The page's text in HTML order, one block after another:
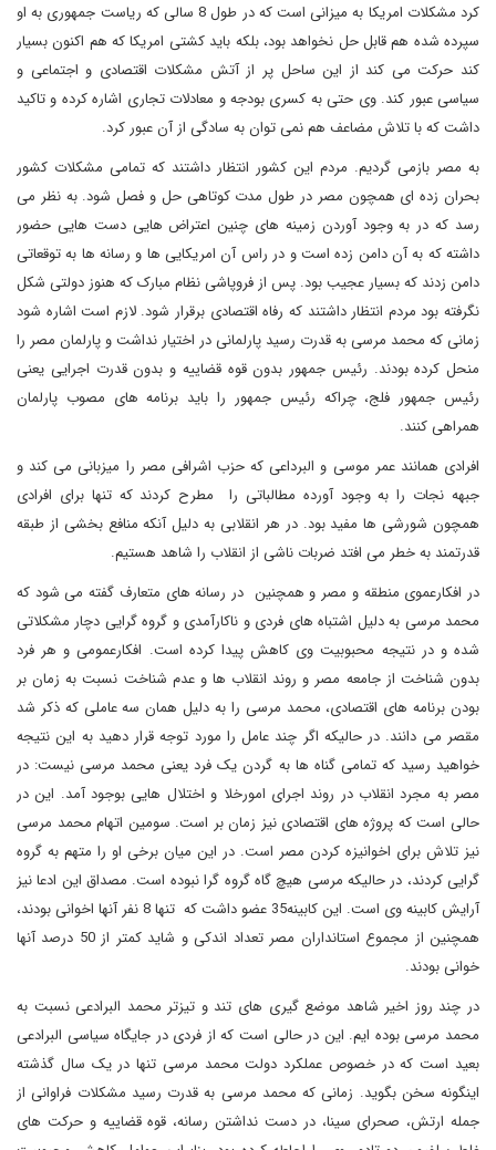
کرد مشکلات امریکا به میزانی است که در طول 8 سالی که ریاست جمهوری به او
سپرده شده هم قابل حل نخواهد بود، بلکه باید کشتی امریکا که هم اکنون بسیار
کند حرکت می کند از این ساحل پر از آتش مشکلات اقتصادی و اجتماعی و
سیاسی عبور کند. وی حتی به کسری بودجه و معادلات تجاری اشاره کرده و تاکید
داشت که با تلاش مضاعف هم نمی توان به سادگی از آن عبور کرد.
به مصر بازمی گردیم. مردم این کشور انتظار داشتند که تمامی مشکلات کشور
بحران زده ای همچون مصر در طول مدت کوتاهی حل و فصل شود. به نظر می
رسد که در به وجود آوردن زمینه های چنین اعتراض هایی دست هایی حضور
داشته که به آن دامن زده است و در راس آن امریکایی ها و رسانه ها به توقعاتی
دامن زدند که بسیار عجیب بود. پس از فروپاشی نظام مبارک که هنوز دولتی شکل
نگرفته بود مردم انتظار داشتند که رفاه اقتصادی برقرار شود. لازم است اشاره شود
زمانی که محمد مرسی به قدرت رسید پارلمانی در اختیار نداشت و پارلمان مصر را
منحل کرده بودند. رئیس جمهور بدون قوه قضاییه و بدون قدرت اجرایی یعنی
رئیس جمهور فلج، چراکه رئیس جمهور را باید برنامه های مصوب پارلمان
همراهی کنند.
افرادی همانند عمر موسی و البرداعی که حزب اشرافی مصر را میزبانی می کند و
جبهه نجات را به وجود آورده مطالباتی را مطرح کردند که تنها برای افرادی
همچون شورشی ها مفید بود. در هر انقلابی به دلیل آنکه منافع بخشی از طبقه
قدرتمند به خطر می افتد ضربات ناشی از انقلاب را شاهد هستیم.
در افکارعموی منطقه و مصر و همچنین در رسانه های متعارف گفته می شود که
محمد مرسی به دلیل اشتباه های فردی و ناکارآمدی و گروه گرایی دچار مشکلاتی
شده و در نتیجه محبوبیت وی کاهش پیدا کرده است. افکارعمومی و هر فرد
بدون شناخت از جامعه مصر و روند انقلاب ها و عدم شناخت نسبت به زمان بر
بودن برنامه های اقتصادی، محمد مرسی را به دلیل همان سه عاملی که ذکر شد
مقصر می دانند. در حالیکه اگر چند عامل را مورد توجه قرار دهید به این نتیجه
خواهید رسید که تمامی گناه ها به گردن یک فرد یعنی محمد مرسی نیست: در
مصر به مجرد انقلاب در روند اجرای امورخلا و اختلال هایی بوجود آمد. این در
حالی است که پروژه های اقتصادی نیز زمان بر است. سومین اتهام محمد مرسی
نیز تلاش برای اخوانیزه کردن مصر است. در این میان برخی او را متهم به گروه
گرایی کردند، در حالیکه مرسی هیچ گاه گروه گرا نبوده است. مصداق این ادعا نیز
آرایش کابینه وی است. این کابینه35 عضو داشت که تنها 8 نفر آنها اخوانی بودند،
همچنین از مجموع استانداران مصر تعداد اندکی و شاید کمتر از 50 درصد آنها
خوانی بودند.
در چند روز اخیر شاهد موضع گیری های تند و تیزتر محمد البرادعی نسبت به
محمد مرسی بوده ایم. این در حالی است که از فردی در جایگاه سیاسی البرادعی
بعید است که در خصوص عملکرد دولت محمد مرسی تنها در یک سال گذشته
اینگونه سخن بگوید. زمانی که محمد مرسی به قدرت رسید مشکلات فراوانی از
جمله ارتش، صحرای سینا، در دست نداشتن رسانه، قوه قضاییه و حرکت های